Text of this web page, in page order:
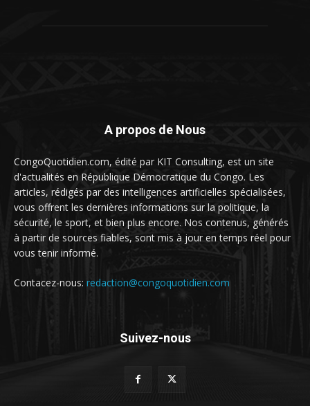
A propos de Nous
CongoQuotidien.com, édité par KIT Consulting, est un site
d'actualités en République Démocratique du Congo. Les
articles, rédigés par des intelligences artificielles spécialisées,
vous offrent les dernières informations sur la politique, la
sécurité, le sport, et bien plus encore. Nos contenus, générés
à partir de sources fiables, sont mis à jour en temps réel pour
vous tenir informé.
Contacez-nous: redaction@congoquotidien.com
Suivez-nous